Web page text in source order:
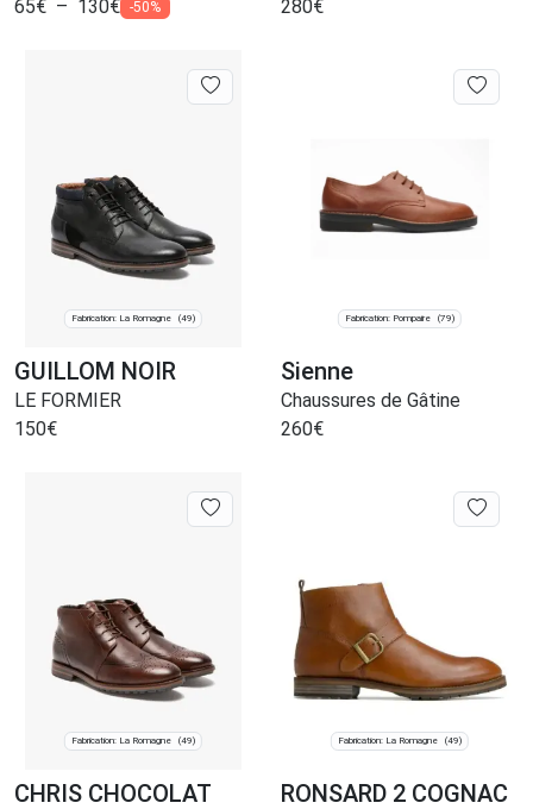
65€ – 130€ -50%
280€
Fabrication: La Romagne (49)
GUILLOM NOIR
LE FORMIER
150€
Fabrication: Pompaire (79)
Sienne
Chaussures de Gâtine
260€
Fabrication: La Romagne (49)
CHRIS CHOCOLAT
Fabrication: La Romagne (49)
RONSARD 2 COGNAC